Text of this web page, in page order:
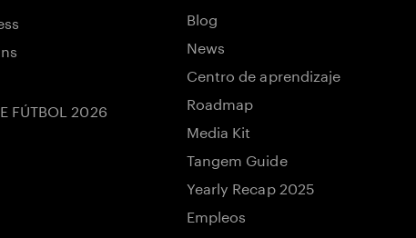
FÚTBOL 2026
Blog
News
Centro de aprendizaje
Roadmap
Media Kit
Tangem Guide
Yearly Recap 2025
Empleos